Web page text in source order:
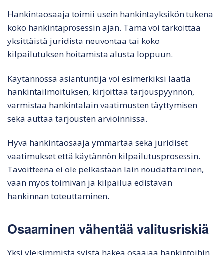
Hankintaosaaja toimii usein hankintayksikön tukena
koko hankintaprosessin ajan. Tämä voi tarkoittaa
yksittäistä juridista neuvontaa tai koko
kilpailutuksen hoitamista alusta loppuun.
Käytännössä asiantuntija voi esimerkiksi laatia
hankintailmoituksen, kirjoittaa tarjouspyynnön,
varmistaa hankintalain vaatimusten täyttymisen
sekä auttaa tarjousten arvioinnissa.
Hyvä hankintaosaaja ymmärtää sekä juridiset
vaatimukset että käytännön kilpailutusprosessin.
Tavoitteena ei ole pelkästään lain noudattaminen,
vaan myös toimivan ja kilpailua edistävän
hankinnan toteuttaminen.
Osaaminen vähentää valitusriskiä
Yksi yleisimmistä syistä hakea osaajaa hankintoihin